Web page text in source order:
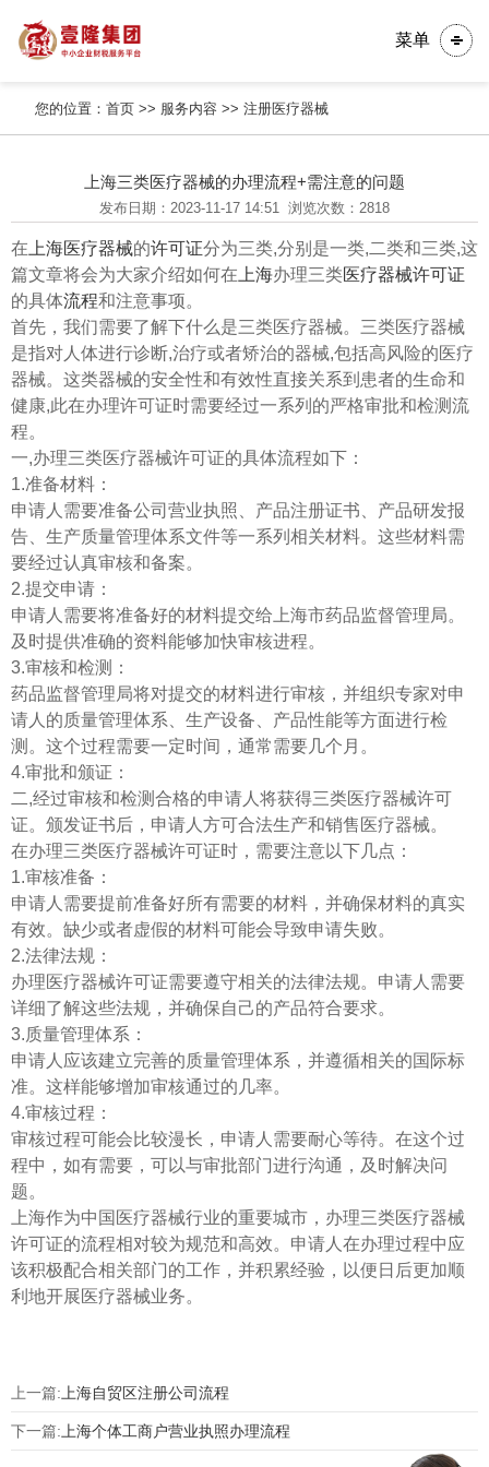
菜单
您的位置：首页 >> 服务内容 >>注册医疗器械
上海三类医疗器械的办理流程+需注意的问题
发布日期：2023-11-17 14:51 浏览次数：2818
在 上海医疗器械的许可证分为三类,分别是一类,二类和三类,这
篇文章将会为大家介绍如何在 上海办理三类医疗器械许可证
的具体流程和注意事项。
首先，我们需要了解下什么是三类医疗器械。三类医疗器械
是指对人体进行诊断,治疗或者矫治的器械,包括高风险的医疗
器械。这类器械的安全性和有效性直接关系到患者的生命和
健康,此在办理许可证时需要经过一系列的严格审批和检测流
程。
一,办理三类医疗器械许可证的具体流程如下：
1.准备材料：
申请人需要准备公司营业执照、产品注册证书、产品研发报
告、生产质量管理体系文件等一系列相关材料。这些材料需
要经过认真审核和备案。
2.提交申请：
申请人需要将准备好的材料提交给上海市药品监督管理局。
及时提供准确的资料能够加快审核进程。
3.审核和检测：
药品监督管理局将对提交的材料进行审核，并组织专家对申
请人的质量管理体系、生产设备、产品性能等方面进行检
测。这个过程需要一定时间，通常需要几个月。
4.审批和颁证：
二,经过审核和检测合格的申请人将获得三类医疗器械许可
证。颁发证书后，申请人方可合法生产和销售医疗器械。
在办理三类医疗器械许可证时，需要注意以下几点：
1.审核准备：
申请人需要提前准备好所有需要的材料，并确保材料的真实
有效。缺少或者虚假的材料可能会导致申请失败。
2.法律法规：
办理医疗器械许可证需要遵守相关的法律法规。申请人需要
详细了解这些法规，并确保自己的产品符合要求。
3.质量管理体系：
申请人应该建立完善的质量管理体系，并遵循相关的国际标
准。这样能够增加审核通过的几率。
4.审核过程：
审核过程可能会比较漫长，申请人需要耐心等待。在这个过
程中，如有需要，可以与审批部门进行沟通，及时解决问
题。
上海作为中国医疗器械行业的重要城市，办理三类医疗器械
许可证的流程相对较为规范和高效。申请人在办理过程中应
该积极配合相关部门的工作，并积累经验，以便日后更加顺
利地开展医疗器械业务。
上一篇: 上海自贸区注册公司流程
下一篇: 上海个体工商户营业执照办理流程